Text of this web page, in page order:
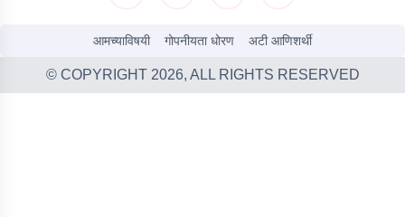
आमच्याविषयी गोपनीयता धोरण अटी आणिशर्थी
© COPYRIGHT 2026, ALL RIGHTS RESERVED